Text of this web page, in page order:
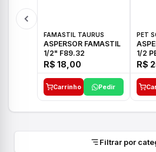
FAMASTIL TAURUS
ASPERSOR FAMASTIL
1/2" F89.32
R$ 18,00
Carrinho Pedir
PET
1/2
R$
Filtrar por